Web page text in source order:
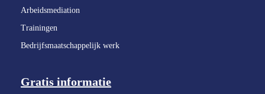
Arbeidsmediation
Trainingen
Bedrijfsmaatschappelijk werk
Gratis informatie